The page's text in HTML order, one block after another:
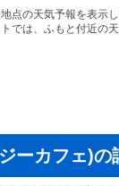
点の天気予報を表示し
では、ふもと付近の天
ーカフェ)の